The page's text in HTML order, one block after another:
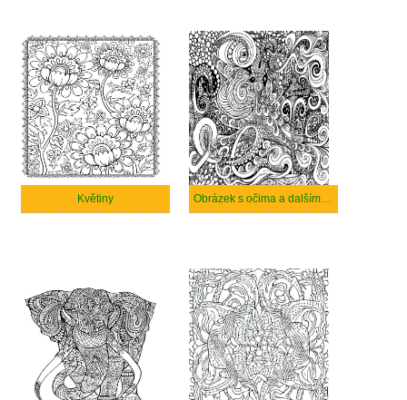
Květiny Obrázek s očima a dalšími detaily.